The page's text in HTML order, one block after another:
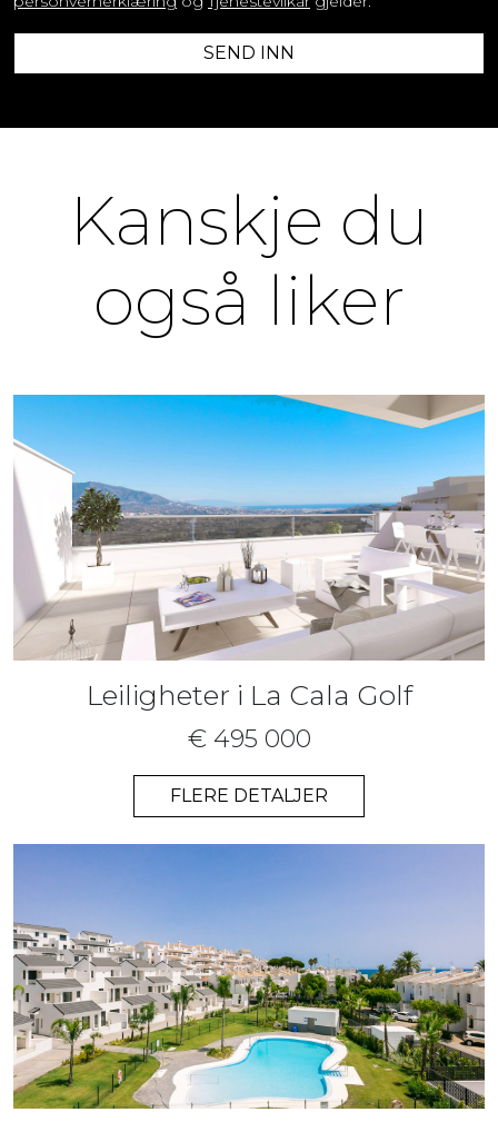
SEND INN
Kanskje du
også liker
Leiligheter i La Cala Golf
€ 495 000
FLERE DETALJER